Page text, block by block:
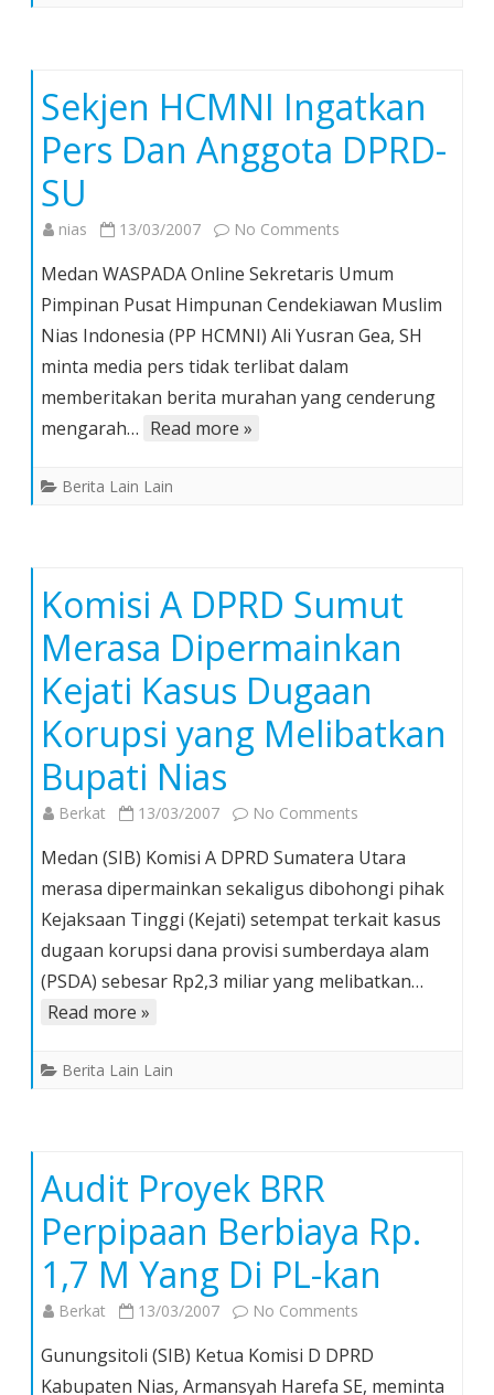
Sekjen HCMNI Ingatkan
Pers Dan Anggota DPRD-
SU
nias 13/03/2007 No Comments
HCMNI
Ingatkan
Pers
Dan
Anggota
Medan WASPADA Online Sekretaris Umum
Pimpinan Pusat Himpunan Cendekiawan Muslim
Nias Indonesia (PP HCMNI) Ali Yusran Gea, SH
minta media pers tidak terlibat dalam
memberitakan berita murahan yang cenderung
mengarah… Read more »
Berita Lain Lain
Komisi A DPRD Sumut
Merasa Dipermainkan
Kejati Kasus Dugaan
Korupsi yang Melibatkan
Bupati Nias
Berkat 13/03/2007 No Comments
A
DPRD
Sumut
Merasa
Dipermainkan
Medan (SIB) Komisi A DPRD Sumatera Utara
merasa dipermainkan sekaligus dibohongi pihak
Kejaksaan Tinggi (Kejati) setempat terkait kasus
dugaan korupsi dana provisi sumberdaya alam
(PSDA) sebesar Rp2,3 miliar yang melibatkan…
Read more »
Berita Lain Lain
Audit Proyek BRR
Perpipaan Berbiaya Rp.
1,7 M Yang Di PL-kan
Berkat 13/03/2007 No Comments
Proyek
Gunungsitoli (SIB) Ketua Komisi D DPRD
Kabupaten Nias, Armansyah Harefa SE, meminta